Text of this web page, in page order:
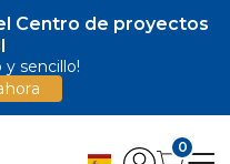
Centro de proyectos
y sencillo!
0